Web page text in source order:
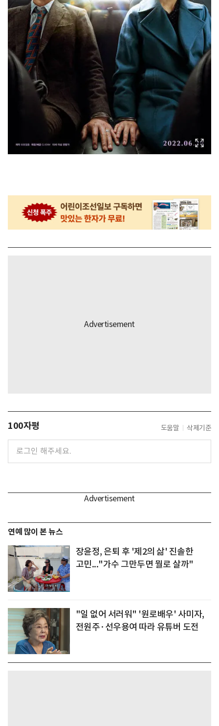
100자평 도움말 삭제기준
연예 많이 본 뉴스
장윤정, 은퇴 후 '제2의 삶' 진솔한
고민..."가수 그만두면 뭘로 살까"
"일 없어 서러워" '원로배우' 사미자,
전원주·선우용여 따라 유튜버 도전